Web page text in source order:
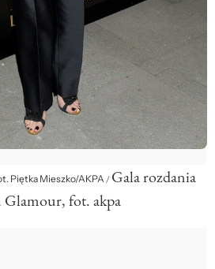
Piętka Mieszko/AKPA/Gala rozdania
fot. akpa